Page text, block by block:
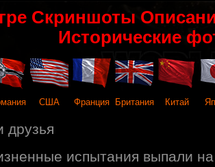
Скриншоты
Исторические
США Франция Британия Китай
друзья
испытания выпали